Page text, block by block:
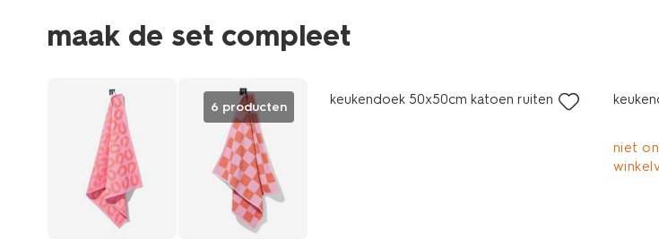
maak de set compleet
6 producten keukendoek 50x50cm katoen ruiten roze
niet